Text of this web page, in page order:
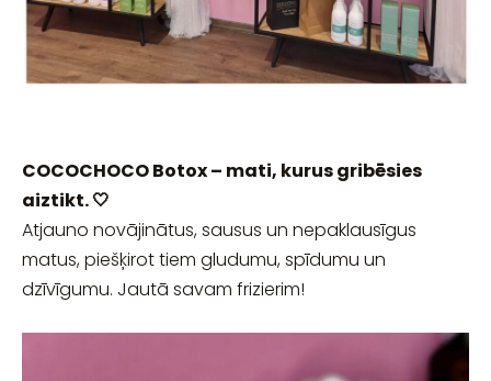
COCOCHOCO Botox – mati, kurus gribēsies
aiztikt. 🤍
Atjauno novājinātus, sausus un nepaklausīgus
matus, piešķirot tiem gludumu, spīdumu un
dzīvīgumu. Jautā savam frizierim!